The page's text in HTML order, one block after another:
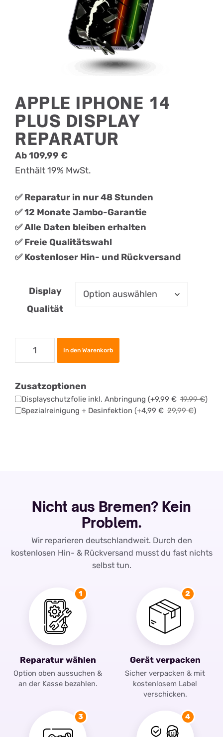
APPLE IPHONE 14
PLUS DISPLAY
REPARATUR
Ab109,99 €
Enthält 19% MwSt.
✅ Reparatur in nur 48 Stunden
✅ 12 Monate Jambo-Garantie
✅ Alle Daten bleiben erhalten
✅ Freie Qualitätswahl
✅ Kostenloser Hin- und Rückversand
Display
Qualität
Apple
iPhone
Plus
Display
In den Warenkorb
Zusatzoptionen
Displayschutzfolie inkl. Anbringung (+9,99 € 19,99€)
Spezialreinigung + Desinfektion (+4,99 € 29,99€)
Nicht aus Bremen? Kein
Problem.
Wir reparieren deutschlandweit. Durch den
kostenlosen Hin- & Rückversand musst du fast nichts
selbst tun.
1
Reparatur wählen
Option oben aussuchen &
an der Kasse bezahlen.
2
Gerät verpacken
Sicher verpacken & mit
kostenlosem Label
verschicken.
3 4